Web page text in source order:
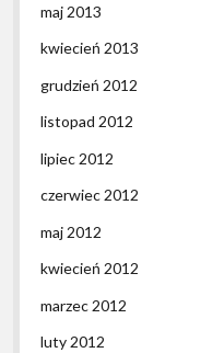
maj 2013
kwiecień 2013
grudzień 2012
listopad 2012
lipiec 2012
czerwiec 2012
maj 2012
kwiecień 2012
marzec 2012
luty 2012